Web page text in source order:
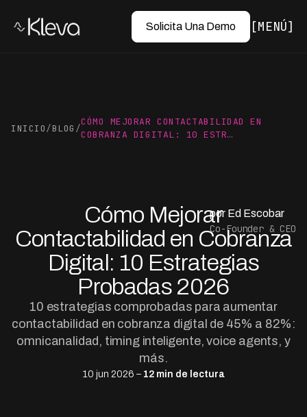
Solicita Una Demo MENÚ
INICIO/BLOG /
CÓMO MEJORAR CONTACTABILIDAD EN
COBRANZA DIGITAL: 10 ESTR…
Cómo Mejorar
Contactabilidad en Cobranza
Digital: 10 Estrategias
Probadas 2026
10 estrategias comprobadas para aumentar
contactabilidad en cobranza digital de 45% a 82%:
omnicanalidad, timing inteligente, voice agents, y
más.
10 jun 2026 – 12 min de lectura
por Ed Escobar
Co-Founder & CEO